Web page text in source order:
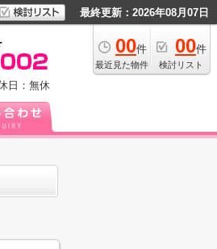
最終更新：2026年08月07日
00件
最近見た物件
00件
検討リスト
日：無休